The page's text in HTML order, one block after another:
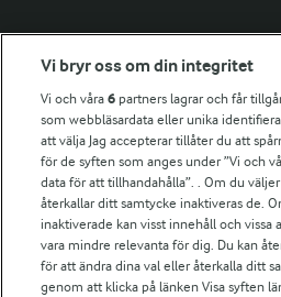
Fler Arlasajter
För ägare
Arlas kundportal
Arla.com
Falbygdens Ost
Arla webbshop
Bildbank
Vi bryr oss om din integritet
Vi och våra6 partners lagrar och får
som webbläsardata eller unika
att välja Jag accepterar tillåter du att
för de syften som anges under ”Vi och
data för att tillhandahålla”. . Om du
återkallar ditt samtycke inaktiveras de.
inaktiverade kan visst innehåll och vissa
vara mindre relevanta för dig. Du kan
för att ändra dina val eller återkalla ditt
genom att klicka på länken Visa syften